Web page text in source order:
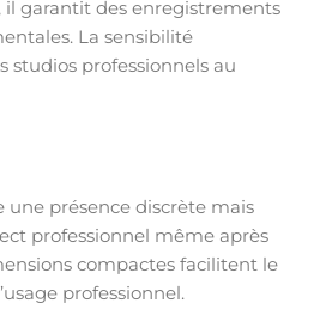
il garantit des enregistrements
La sensibilité
studios professionnels au
présence discrète mais
professionnel même après
compactes facilitent le
professionnel.